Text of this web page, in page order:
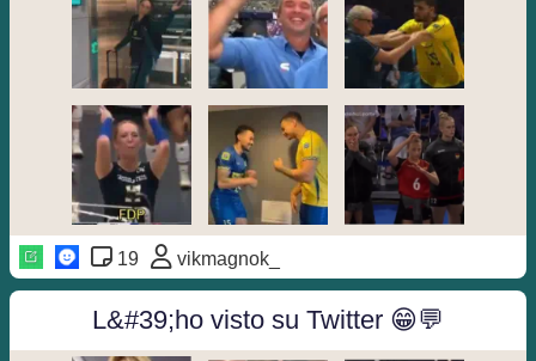
19 vikmagnok_
L&#39;ho visto su Twitter 😁💬